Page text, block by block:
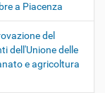
a Piacenza
del
dell'Unione delle
e agricoltura